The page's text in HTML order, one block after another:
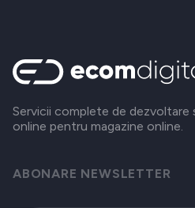
Servicii complete de
online pentru magazine online.
ABONARE NEWSLETTER